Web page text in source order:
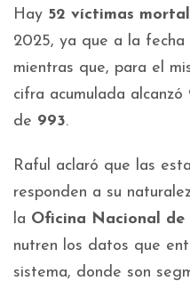
Hay 52 víctimas
2025, ya que a la
mientras que, para el
cifra acumulada alcanzó
de 993.
Raful aclaró que las
responden a su
la Oficina Nacional de
nutren los datos que
sistema, donde son